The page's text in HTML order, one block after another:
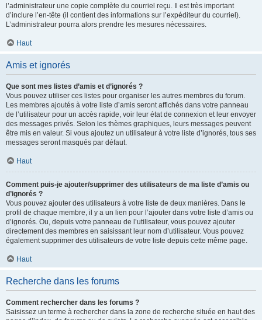
l’administrateur une copie complète du courriel reçu. Il est très important
d’inclure l’en-tête (il contient des informations sur l’expéditeur du courriel).
L’administrateur pourra alors prendre les mesures nécessaires.
Haut
Amis et ignorés
Que sont mes listes d’amis et d’ignorés ?
Vous pouvez utiliser ces listes pour organiser les autres membres du forum.
Les membres ajoutés à votre liste d’amis seront affichés dans votre panneau
de l’utilisateur pour un accès rapide, voir leur état de connexion et leur envoyer
des messages privés. Selon les thèmes graphiques, leurs messages peuvent
être mis en valeur. Si vous ajoutez un utilisateur à votre liste d’ignorés, tous ses
messages seront masqués par défaut.
Haut
Comment puis-je ajouter/supprimer des utilisateurs de ma liste d’amis ou
d’ignorés ?
Vous pouvez ajouter des utilisateurs à votre liste de deux manières. Dans le
profil de chaque membre, il y a un lien pour l’ajouter dans votre liste d’amis ou
d’ignorés. Ou, depuis votre panneau de l’utilisateur, vous pouvez ajouter
directement des membres en saisissant leur nom d’utilisateur. Vous pouvez
également supprimer des utilisateurs de votre liste depuis cette même page.
Haut
Recherche dans les forums
Comment rechercher dans les forums ?
Saisissez un terme à rechercher dans la zone de recherche située en haut des